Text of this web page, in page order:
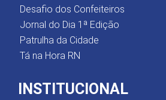
Desafio dos Confeiteiros
Jornal do Dia 1ª Edição
Patrulha da Cidade
Tá na Hora RN
INSTITUCIONAL